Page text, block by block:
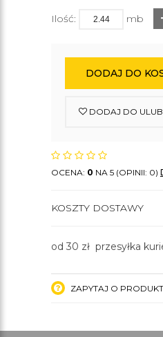
Ilość: mb
DODAJ DO
DODAJ DO
OCENA: 0 NA 5 (OPINII: 0)
KOSZTY DOSTAWY
od 30 zł przesyłka
ZAPYTAJ O PRODUKT